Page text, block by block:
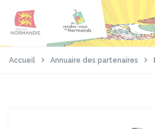
contenu
pied
Accueil Annuaire des partenaires
Panneau de gestion des cookies